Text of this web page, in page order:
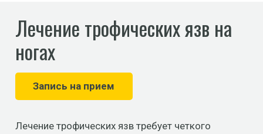
Лечение трофических язв на
ногах
Запись на прием
Лечение трофических язв требует четкого